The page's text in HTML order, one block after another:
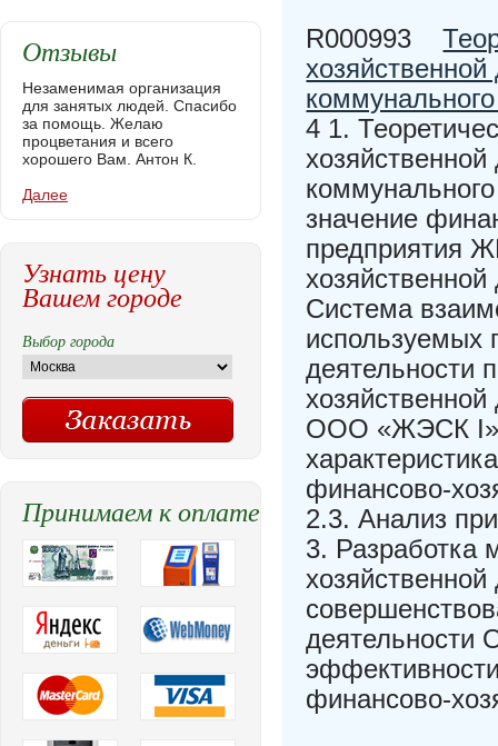
R000993
4 1.
значение
предприятия
Система
используемых
деятельности
ООО «ЖЭСК I»
финансово-
2.3. Анализ
3. Разработка
финансово-
Отзывы
Незаменимая организация
для занятых людей. Спасибо
за помощь. Желаю
процветания и всего
хорошего Вам. Антон К.
Далее
Узнать цену
Вашем городе
Выбор города
Принимаем к оплате